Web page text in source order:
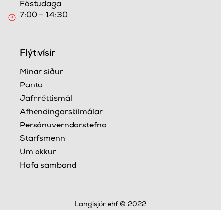
Föstudaga
7:00 – 14:30
Flýtivísir
Mínar síður
Panta
Jafnréttismál
Afhendingarskilmálar
Persónuverndarstefna
Starfsmenn
Um okkur
Hafa samband
Langisjór ehf © 2022